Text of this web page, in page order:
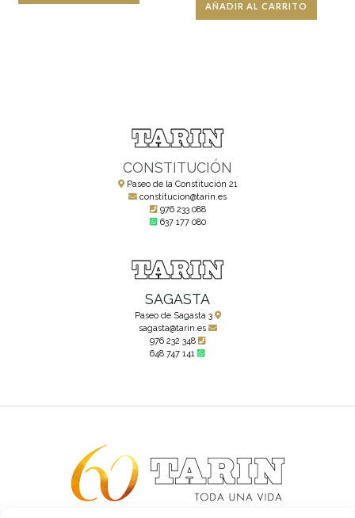
AÑADIR AL CARRITO
CONSTITUCIÓN
Paseo de la Constitución 21
constitucion@tarin.es
976 233 088
637 177 080
SAGASTA
Paseo de Sagasta 3
sagasta@tarin.es
976 232 348
648 747 141